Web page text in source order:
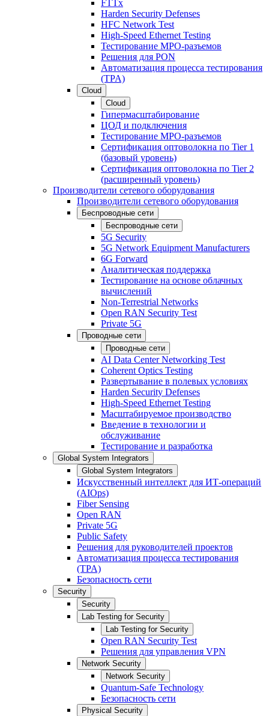
FTTx
Harden Security Defenses
HFC Network Test
High-Speed Ethernet Testing
Тестирование МРО-разъемов
Решения для PON
Автоматизация процесса тестирования
(TPA)
Cloud
Cloud
Гипермасштабирование
ЦОД и подключения
Тестирование МРО-разъемов
Сертификация оптоволокна по Tier 1
(базовый уровень)
Сертификация оптоволокна по Tier 2
(расширенный уровень)
Производители сетевого оборудования
Производители сетевого оборудования
Беспроводные сети
Беспроводные сети
5G Security
5G Network Equipment Manufacturers
6G Forward
Аналитическая поддержка
Тестирование на основе облачных
вычислений
Non-Terrestrial Networks
Open RAN Security Test
Private 5G
Проводные сети
Проводные сети
AI Data Center Networking Test
Coherent Optics Testing
Развертывание в полевых условиях
Harden Security Defenses
High-Speed Ethernet Testing
Масштабируемое производство
Введение в технологии и
обслуживание
Тестирование и разработка
Global System Integrators
Global System Integrators
Искусственный интеллект для ИТ-операций
(AIOps)
Fiber Sensing
Open RAN
Private 5G
Public Safety
Решения для руководителей проектов
Автоматизация процесса тестирования
(TPA)
Безопасность сети
Security
Security
Lab Testing for Security
Lab Testing for Security
Open RAN Security Test
Решения для управления VPN
Network Security
Network Security
Quantum-Safe Technology
Безопасность сети
Physical Security